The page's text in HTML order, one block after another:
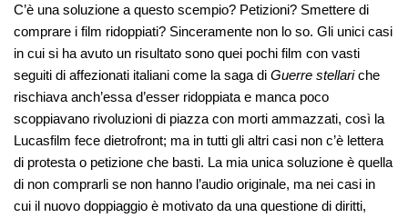
C’è una soluzione a questo scempio? Petizioni? Smettere di
comprare i film ridoppiati? Sinceramente non lo so. Gli unici casi
in cui si ha avuto un risultato sono quei pochi film con vasti
seguiti di affezionati italiani come la saga di Guerre stellariche
rischiava anch’essa d’esser ridoppiata e manca poco
scoppiavano rivoluzioni di piazza con morti ammazzati, così la
Lucasfilm fece dietrofront; ma in tutti gli altri casi non c’è lettera
di protesta o petizione che basti. La mia unica soluzione è quella
di non comprarli se non hanno l’audio originale, ma nei casi in
cui il nuovo doppiaggio è motivato da una questione di diritti,